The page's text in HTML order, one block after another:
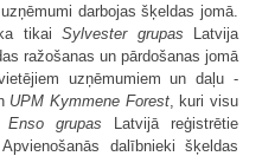
darbojas šķeldas jomā.
tikai Sylvester grupas Latvija
ražošanas un pārdošanas jomā
uzņēmumiem un daļu -
UPM Kymmene Forest, kuri visu
Enso grupas Latvijā reģistrētie
dalībnieki šķeldas